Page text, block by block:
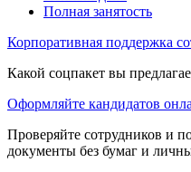
Полная занятость
Корпоративная поддержка
Какой соцпакет вы
Оформляйте кандидатов
Проверяйте сотрудников и
документы без бумаг и